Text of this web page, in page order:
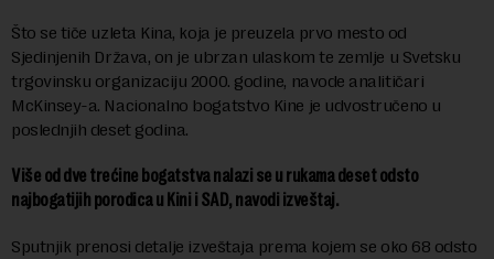
Što se tiče uzleta Kina, koja je preuzela prvo mesto od
Sjedinjenih Država, on je ubrzan ulaskom te zemlje u Svetsku
trgovinsku organizaciju 2000. godine, navode analitičari
McKinsey-a. Nacionalno bogatstvo Kine je udvostručeno u
poslednjih deset godina.
Više od dve trećine bogatstva nalazi se u rukama deset odsto
najbogatijih porodica u Kini i SAD, navodi izveštaj.
Sputnjik prenosi detalje izveštaja prema kojem se oko 68 odsto